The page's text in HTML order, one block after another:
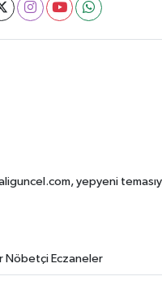
yepyeni
Nöbetçi Eczaneler